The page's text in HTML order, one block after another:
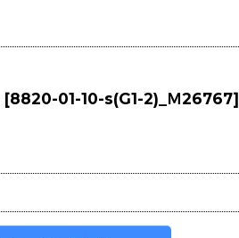
[8820-01-10-s(G1-2)_Ｍ26767]